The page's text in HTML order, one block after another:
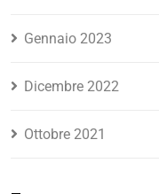
Gennaio 2023
Dicembre 2022
Ottobre 2021